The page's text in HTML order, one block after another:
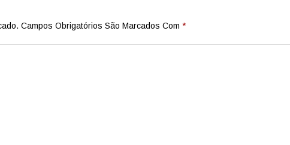
Campos Obrigatórios São Marcados Com *